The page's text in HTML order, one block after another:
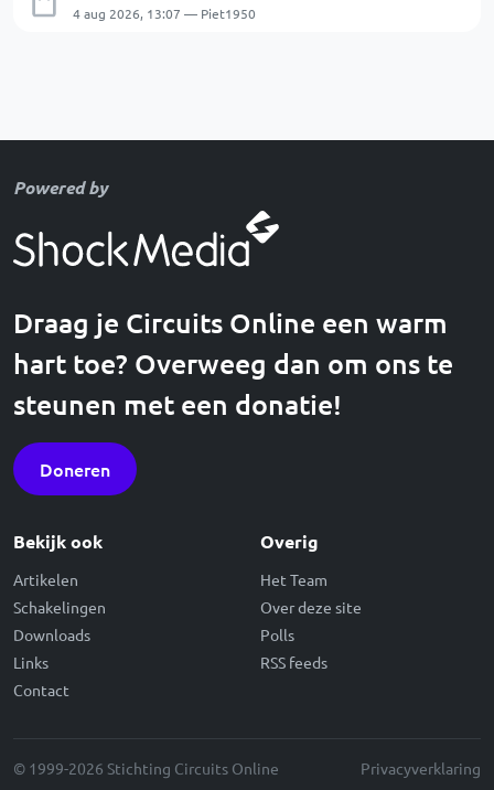
4 aug 2026, 13:07 — Piet1950
Powered by
Draag je Circuits Online een warm
hart toe? Overweeg dan om ons te
steunen met een donatie!
Doneren
Bekijk ook
Artikelen
Schakelingen
Downloads
Links
Contact
Overig
Het Team
Over deze site
Polls
RSS feeds
© 1999-2026 Stichting Circuits Online Privacyverklaring